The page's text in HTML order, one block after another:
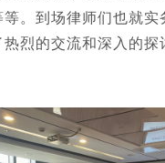
等。到场律师们也就实
烈的交流和深入的探